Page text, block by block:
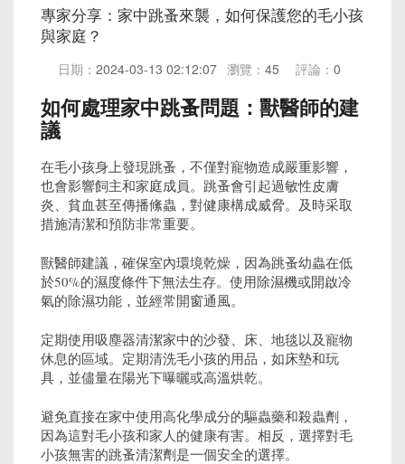
專家分享：家中跳蚤來襲，如何保護您的毛小孩
與家庭？
日期： 2024-03-13 02:12:07 瀏覽： 45 評論： 0
如何處理家中跳蚤問題：獸醫師的建
議
在毛小孩身上發現跳蚤，不僅對寵物造成嚴重影響，
也會影響飼主和家庭成員。跳蚤會引起過敏性皮膚
炎、貧血甚至傳播絛蟲，對健康構成威脅。及時采取
措施清潔和預防非常重要。
獸醫師建議，確保室內環境乾燥，因為跳蚤幼蟲在低
於50%的濕度條件下無法生存。使用除濕機或開啟冷
氣的除濕功能，並經常開窗通風。
定期使用吸塵器清潔家中的沙發、床、地毯以及寵物
休息的區域。定期清洗毛小孩的用品，如床墊和玩
具，並儘量在陽光下曝曬或高溫烘乾。
避免直接在家中使用高化學成分的驅蟲藥和殺蟲劑，
因為這對毛小孩和家人的健康有害。相反，選擇對毛
小孩無害的跳蚤清潔劑是一個安全的選擇。